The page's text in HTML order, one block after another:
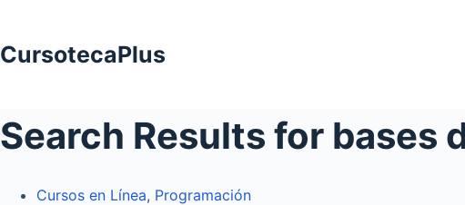
contenido
CursotecaPlus
Search Results for bases
Cursos en Línea, Programación